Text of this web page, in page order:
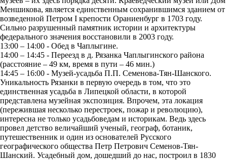
Меншикова, является единственным сохранившимся зданием от
возведенной Петром I крепости Ораниенбург в 1703 году.
Сильно разрушенный памятник истории и архитектуры
федерального значения восстановили в 2003 году.
13:00 – 14:00 - Обед в Чаплыгине.
14:00 – 14:45 - Переезд в д. Рязанка Чаплыгинского района
(расстояние – 49 км, время в пути – 46 мин.)
14:45 – 16:00 - Музей-усадьба П.П. Семенова-Тян-Шанского.
Уникальность Рязанки в первую очередь в том, что это
единственная усадьба в Липецкой области, в которой
представлена музейная экспозиция. Впрочем, эта локация
(пережившая несколько перестроек, пожар и революцию),
интересна не только усадьбоведам и историкам. Ведь здесь
провел детство величайший ученый, географ, ботаник,
путешественник и один из основателей Русского
географического общества Петр Петрович Семенов-Тян-
Шанский. Усадебный дом, дошедший до нас, построил в 1830